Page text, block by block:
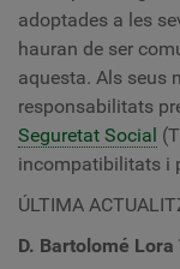
adoptades a les
hauran de ser
aquesta. Als seus
responsabilitats
Seguretat Social
incompatibilitats i
ÚLTIMA
D. Bartolomé Lora